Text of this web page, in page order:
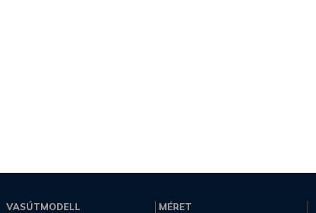
VASÚTMODELL MÉRET